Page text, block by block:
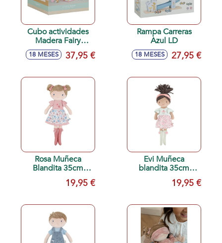
Cubo actividades
Madera Fairy
Garden
18 MESES 37,95 €
Rampa Carreras
Azul LD
18 MESES 27,95 €
Rosa Muñeca
Blandita 35cm
Little Dutch19,95 €
Evi Muñeca
blandita 35cm
Little Dutch19,95 €